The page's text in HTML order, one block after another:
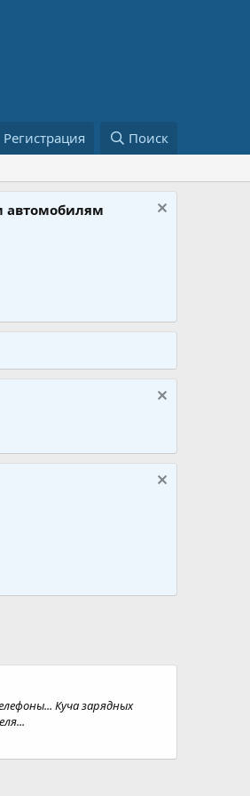
Регистрация Поиск
автомобилям
Куча зарядных